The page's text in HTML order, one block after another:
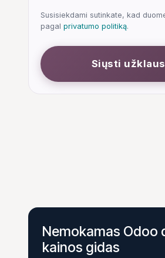
Susisiekdami sutinkate, kad
pagal privatumo politiką.
Siųsti
Nemokamas Odoo
kainos gidas